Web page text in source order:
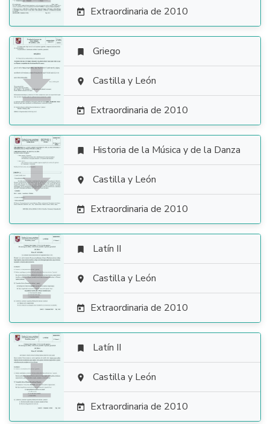
 Extraordinaria de 2010

 Griego
 Castilla y León
 Extraordinaria de 2010

 Historia de la Música y de la Danza
 Castilla y León
 Extraordinaria de 2010

 Latín II
 Castilla y León
 Extraordinaria de 2010

 Latín II
 Castilla y León
 Extraordinaria de 2010